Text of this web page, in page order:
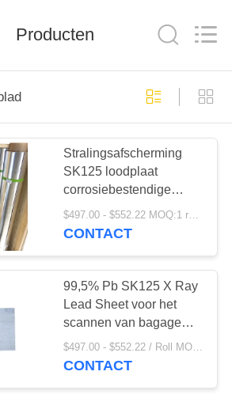
van de
232
van
63
Producten
Stralingsafscherming
SK125 loodplaat
corrosiebestendige
tincoating voor
medicijnen
$497.00 - $552.22 MOQ:1 rol/rollen
CONTACT
99,5% Pb SK125 X Ray
Lead Sheet voor het
scannen van bagage
met hoge snelheid op de
luchthaven
$497.00 - $552.22 / Roll MOQ:1 rol/rollen
CONTACT